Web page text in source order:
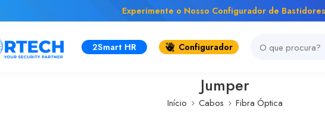
Experimente o Nosso Configurador de
2Smart HR Configurador
Jumper
Início Cabos Fibra Óptica